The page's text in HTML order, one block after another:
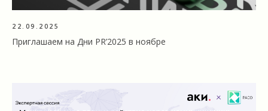
22.09.2025
Приглашаем на Дни PR’2025 в ноябре